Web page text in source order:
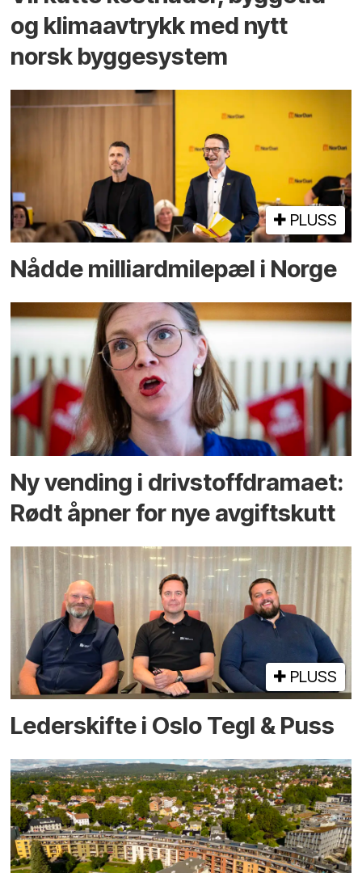
og klima­avtrykk med nytt
norsk bygge­system
PLUSS
Nådde milliard­­milepæl i Norge
Ny vending i drivstoffdramaet:
Rødt åpner for nye avgiftskutt
PLUSS
Lederskifte i Oslo Tegl & Puss